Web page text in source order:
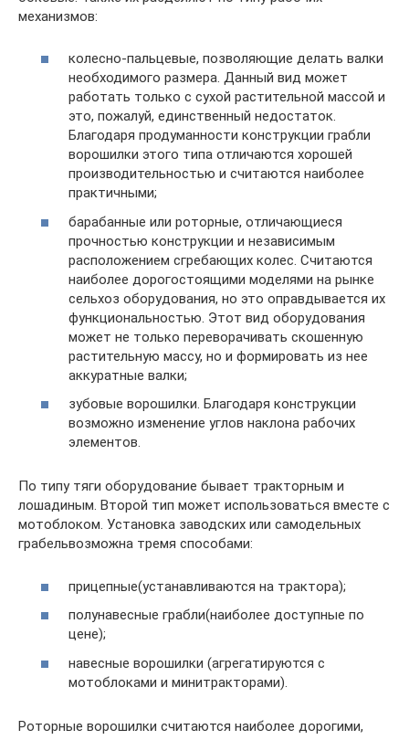
механизмов:
колесно-пальцевые, позволяющие делать валки
необходимого размера. Данный вид может
работать только с сухой растительной массой и
это, пожалуй, единственный недостаток.
Благодаря продуманности конструкции грабли
ворошилки этого типа отличаются хорошей
производительностью и считаются наиболее
практичными;
барабанные или роторные, отличающиеся
прочностью конструкции и независимым
расположением сгребающих колес. Считаются
наиболее дорогостоящими моделями на рынке
сельхоз оборудования, но это оправдывается их
функциональностью. Этот вид оборудования
может не только переворачивать скошенную
растительную массу, но и формировать из нее
аккуратные валки;
зубовые ворошилки. Благодаря конструкции
возможно изменение углов наклона рабочих
элементов.
По типу тяги оборудование бывает тракторным и
лошадиным. Второй тип может использоваться вместе с
мотоблоком. Установка заводских или самодельных
грабельвозможна тремя способами:
прицепные(устанавливаются на трактора);
полунавесные грабли(наиболее доступные по
цене);
навесные ворошилки (агрегатируются с
мотоблоками и минитракторами).
Роторные ворошилки считаются наиболее дорогими,